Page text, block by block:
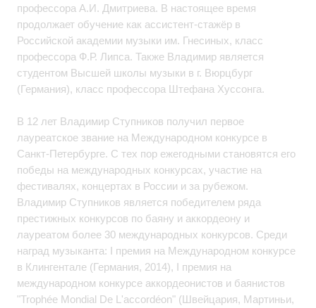
профессора А.И. Дмитриева. В настоящее время
продолжает обучение как ассистент-стажёр в
Российской академии музыки им. Гнесиных, класс
профессора Ф.Р. Липса. Также Владимир является
студентом Высшей школы музыки в г. Вюрцбург
(Германия), класс профессора Штефана Хуссонга.
В 12 лет Владимир Ступников получил первое
лауреатское звание на Международном конкурсе в
Санкт-Петербурге. С тех пор ежегодными становятся его
победы на международных конкурсах, участие на
фестивалях, концертах в России и за рубежом.
Владимир Ступников является победителем ряда
престижных конкурсов по баяну и аккордеону и
лауреатом более 30 международных конкурсов. Среди
наград музыканта: I премия на Международном конкурсе
в Клингентале (Германия, 2014), I премия на
международном конкурсе аккордеонистов и баянистов
"Trophée Mondial De L'accordéon" (Швейцария, Мартиньи,